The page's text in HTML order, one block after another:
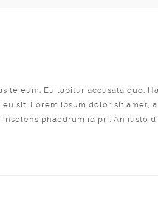
te eum. Eu labitur accusata quo.
sit. Lorem ipsum dolor sit amet,
phaedrum id pri. An iusto